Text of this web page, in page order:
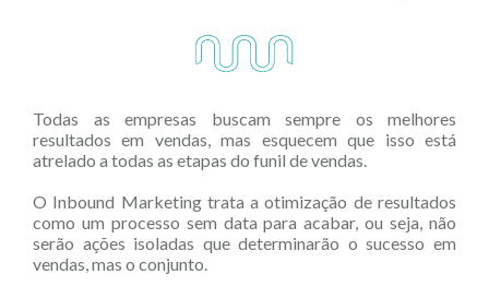
Todas as empresas buscam sempre os melhores
resultados em vendas, mas esquecem que isso está
atrelado a todas as etapas do funil de vendas.
O Inbound Marketing trata a otimização de resultados
como um processo sem data para acabar, ou seja, não
serão ações isoladas que determinarão o sucesso em
vendas, mas o conjunto.